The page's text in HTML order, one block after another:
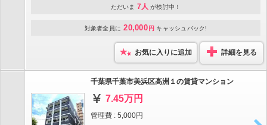
ただいま 7人 が検討中！
対象者全員に 20,000 円 キャッシュバック!
お気に入りに追加 詳細を見る
千葉県千葉市美浜区高洲１の賃貸マンション
7.45万円
管理費 : 5,000円